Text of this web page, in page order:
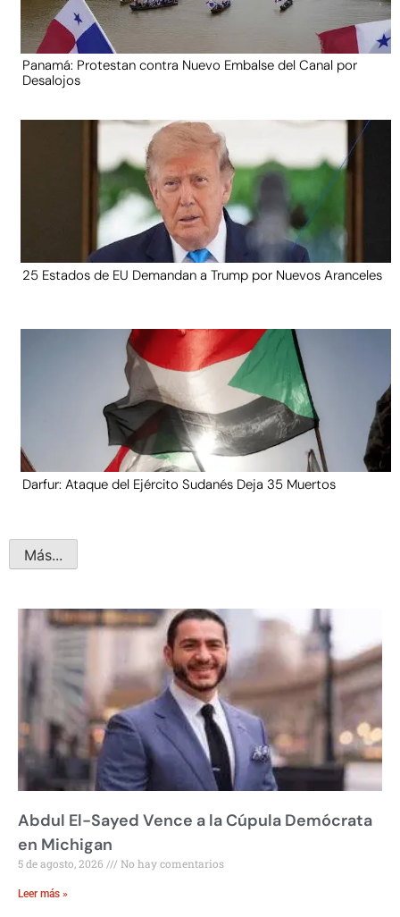
Panamá: Protestan contra Nuevo Embalse del Canal por
Desalojos
25 Estados de EU Demandan a Trump por Nuevos Aranceles
Darfur: Ataque del Ejército Sudanés Deja 35 Muertos
Más...
Abdul El-Sayed Vence a la Cúpula Demócrata
en Michigan
5 de agosto, 2026 No hay comentarios
Leer más »